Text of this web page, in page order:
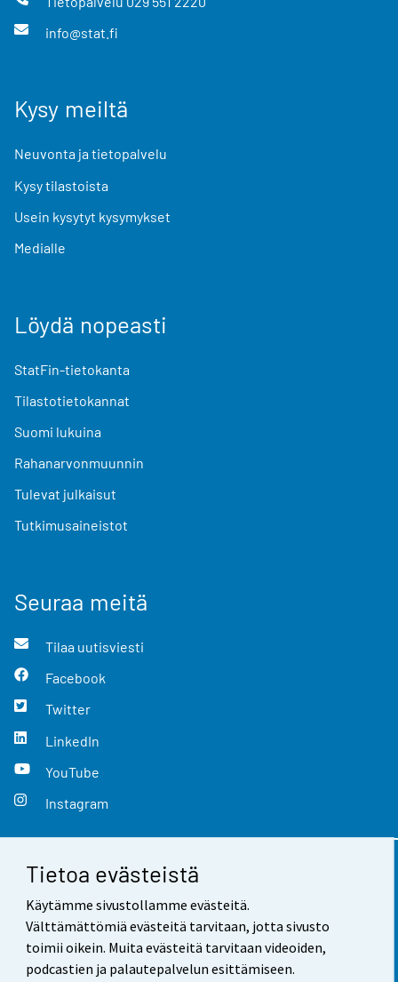
Tietoa evästeistä
Käytämme sivustollamme evästeitä.
Välttämättömiä evästeitä tarvitaan, jotta sivusto
toimii oikein. Muita evästeitä tarvitaan videoiden,
podcastien ja palautepalvelun esittämiseen.
info@stat.fi
Kysy meiltä
Neuvonta ja tietopalvelu
Kysy tilastoista
Usein kysytyt kysymykset
Medialle
Löydä nopeasti
StatFin-tietokanta
Tilastotietokannat
Suomi lukuina
Rahanarvonmuunnin
Tulevat julkaisut
Tutkimusaineistot
Seuraa meitä
Tilaa uutisviesti
Facebook
Twitter
LinkedIn
YouTube
Instagram
Yhteystiedot
Palaute
Käyttöehdot